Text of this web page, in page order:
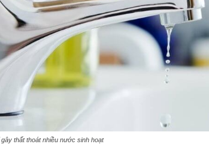
thất thoát nhiều nước sinh hoạt